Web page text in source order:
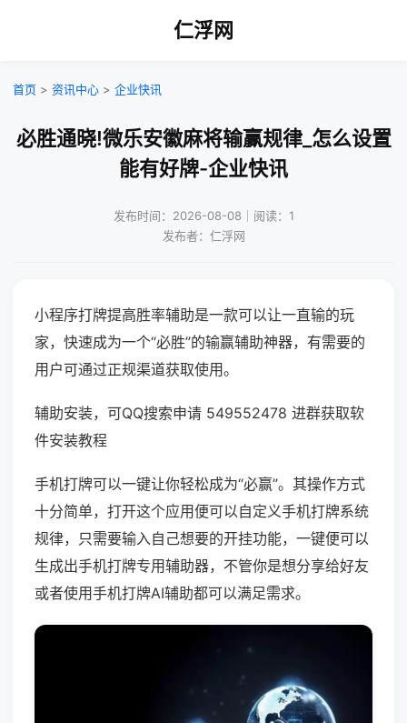
仁浮网
首页 > 资讯中心 > 企业快讯
必胜通晓!微乐安徽麻将输赢规律_怎么设置
能有好牌-企业快讯
发布时间：2026-08-08｜阅读：1
发布者：仁浮网
小程序打牌提高胜率辅助是一款可以让一直输的玩
家，快速成为一个“必胜”的输赢辅助神器，有需要的
用户可通过正规渠道获取使用。
辅助安装，可QQ搜索申请 549552478 进群获取软
件安装教程
手机打牌可以一键让你轻松成为“必赢”。其操作方式
十分简单，打开这个应用便可以自定义手机打牌系统
规律，只需要输入自己想要的开挂功能，一键便可以
生成出手机打牌专用辅助器，不管你是想分享给好友
或者使用手机打牌AI辅助都可以满足需求。